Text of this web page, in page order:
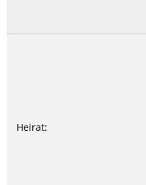
Heirat: